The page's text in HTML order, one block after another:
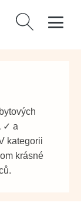
Vyhledávání
✓ a
kategorii
krásné